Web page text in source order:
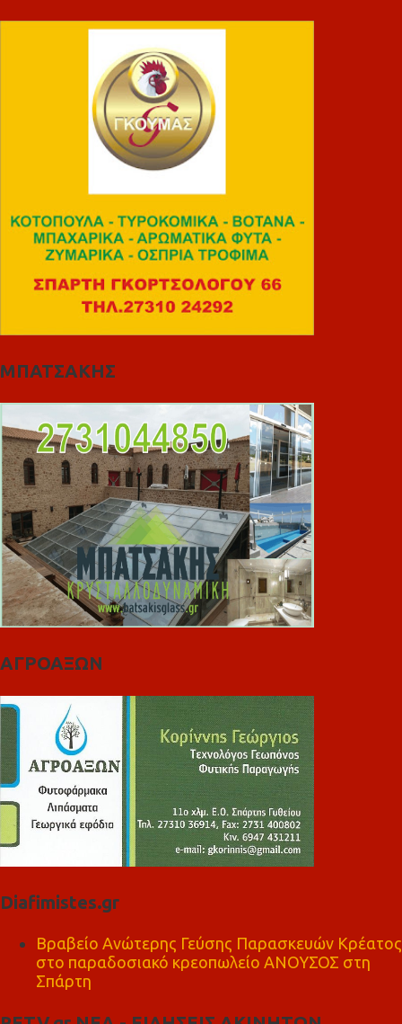
ΜΠΑΤΣΑΚΗΣ
ΑΓΡΟΑΞΩΝ
Diafimistes.gr
Βραβείο Ανώτερης Γεύσης Παρασκευών Κρέατος
στο παραδοσιακό κρεοπωλείο ΑΝΟΥΣΟΣ στη
Σπάρτη